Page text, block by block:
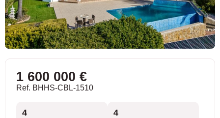
1 600 000 €
Ref. BHHS-CBL-1510
4 4